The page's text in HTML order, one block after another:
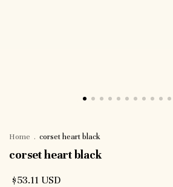
Home . corset heart black
corset heart black
$53.11 USD